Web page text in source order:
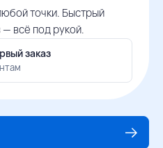
точки. Быстрый
всё под рукой.
заказ